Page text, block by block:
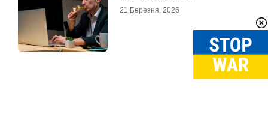
21 Березня, 2026